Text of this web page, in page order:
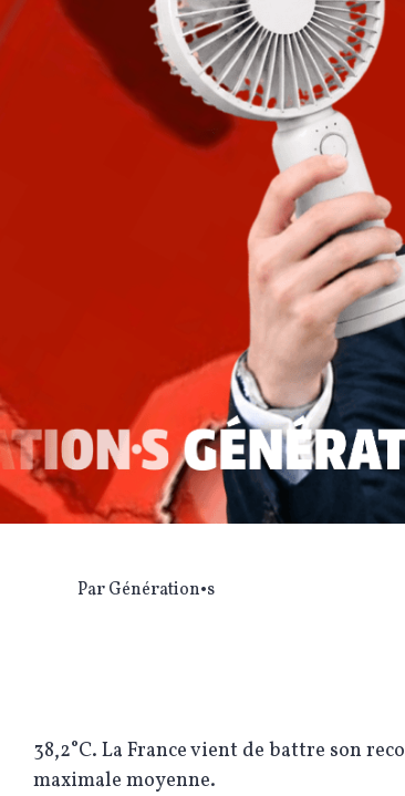
Par Génération•s
38,2°C. La France vient de battre son
maximale moyenne.